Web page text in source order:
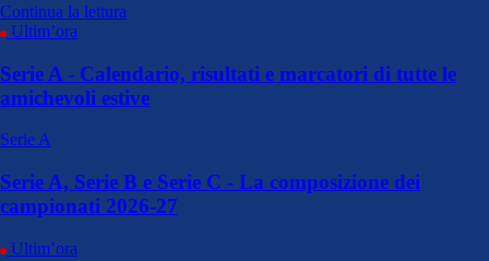
Continua la lettura
Ultim’ora
Serie A - Calendario, risultati e marcatori di tutte le
amichevoli estive
Serie A
Serie A, Serie B e Serie C - La composizione dei
campionati 2026-27
Ultim’ora